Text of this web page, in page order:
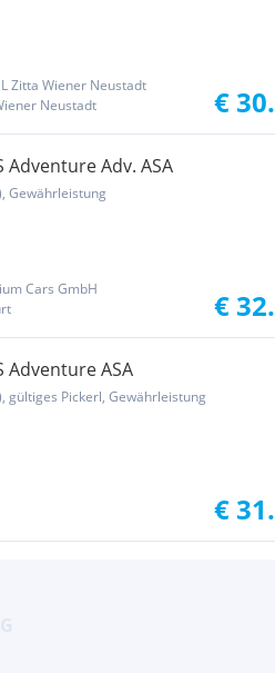
Zitta Wiener Neustadt
Neustadt
€
Adventure Adv. ASA
Gewährleistung
Cars GmbH
€
Adventure ASA
gültiges Pickerl, Gewährleistung
€